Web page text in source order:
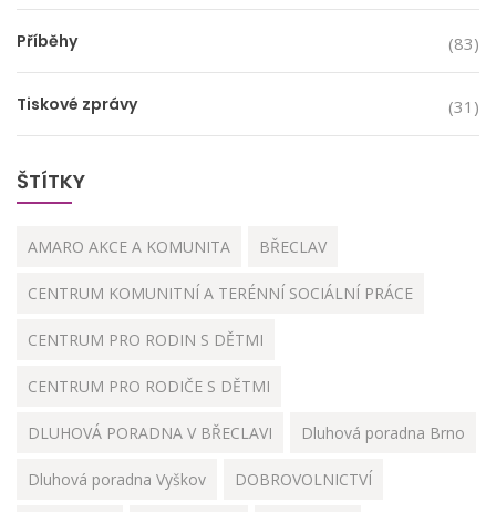
Příběhy (83)
Tiskové zprávy (31)
ŠTÍTKY
AMARO AKCE A KOMUNITA BŘECLAV
CENTRUM KOMUNITNÍ A TERÉNNÍ SOCIÁLNÍ PRÁCE
CENTRUM PRO RODIN S DĚTMI
CENTRUM PRO RODIČE S DĚTMI
DLUHOVÁ PORADNA V BŘECLAVI Dluhová poradna Brno
Dluhová poradna Vyškov DOBROVOLNICTVÍ